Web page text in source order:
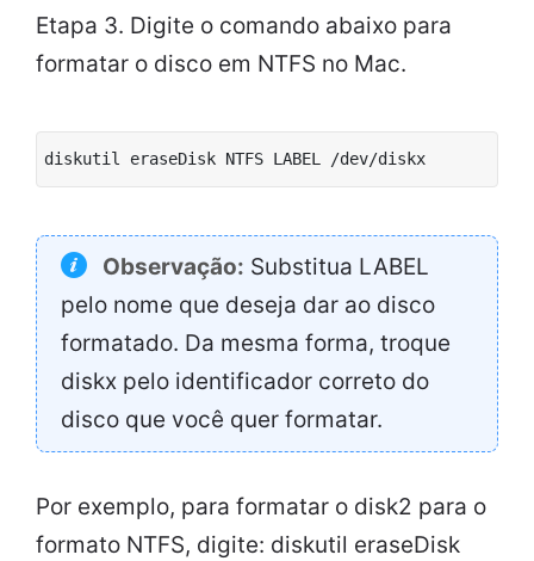
Etapa 3. Digite o comando abaixo para
formatar o disco em NTFS no Mac.
diskutil eraseDisk NTFS LABEL /dev/diskx
Observação: Substitua LABEL
pelo nome que deseja dar ao disco
formatado. Da mesma forma, troque
diskx pelo identificador correto do
disco que você quer formatar.
Por exemplo, para formatar o disk2 para o
formato NTFS, digite: diskutil eraseDisk